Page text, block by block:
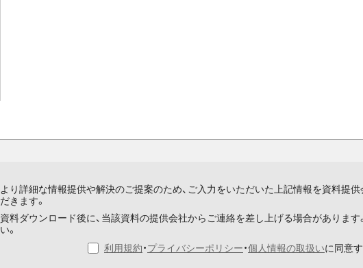
より詳細な情報提供や解決のご提案のため、ご入力をいただいた上記情報を資料提
だきます。
資料ダウンロード後に、当該資料の提供会社からご連絡を差し上げる場合があります
い。
利用規約・プライバシーポリシー・個人情報の取扱いに同意